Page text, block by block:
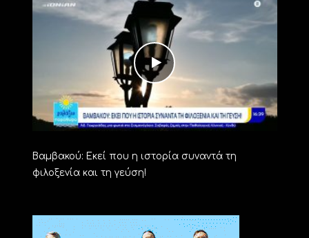
Βαμβακού: Εκεί που η ιστορία συναντά τη
φιλοξενία και τη γεύση!